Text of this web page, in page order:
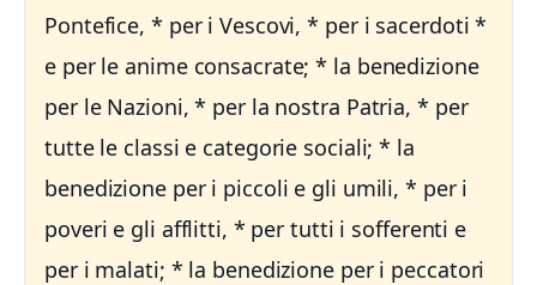
Pontefice, * per i Vescovi, * per i sacerdoti *
e per le anime consacrate; * la benedizione
per le Nazioni, * per la nostra Patria, * per
tutte le classi e categorie sociali; * la
benedizione per i piccoli e gli umili, * per i
poveri e gli afflitti, * per tutti i sofferenti e
per i malati; * la benedizione per i peccatori